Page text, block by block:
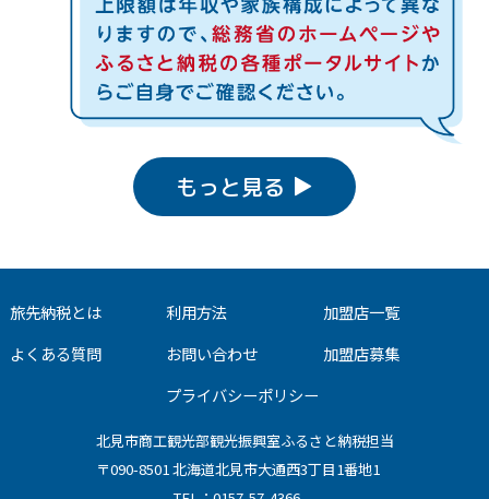
もっと見る
旅先納税とは 利用方法
加盟店一覧
よくある質問
お問い合わせ
加盟店募集
プライバシーポリシー
北見市商工観光部観光振興室ふるさと納税担当
〒090-8501 北海道北見市大通西3丁目1番地1